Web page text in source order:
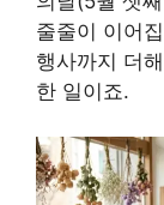
줄줄이 이어
행사까지 더
한 일이죠.